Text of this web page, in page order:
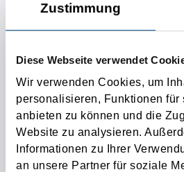
Zustimmung
Diese Webseite verwendet
Wir verwenden Cookies, um
personalisieren, Funktionen für
anbieten zu können und die
Website zu analysieren.
Informationen zu Ihrer
an unsere Partner für soziale